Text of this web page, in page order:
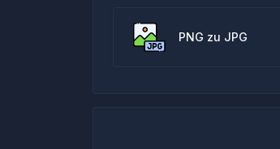
PNG zu JPG